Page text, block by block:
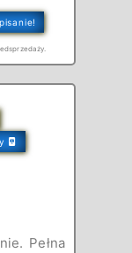
Pełna